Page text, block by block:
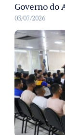
03/07/2026